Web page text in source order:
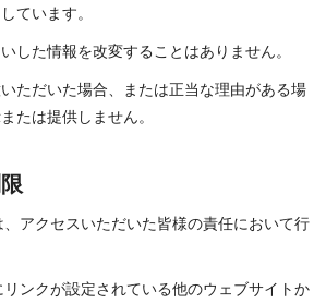
い ま す 。
した情報を改変することはあり ま せ ん 。
ただいた場合、または正当な理由がある場
は提供し ま せ ん 。
アクセスいただいた皆様の責任において行
ンクが設定されている他のウェブサイトか